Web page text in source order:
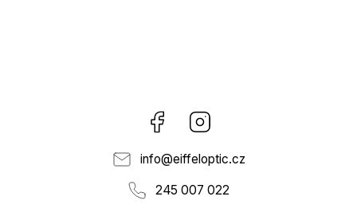
Facebook
info@eiffeloptic.cz
245 007 022